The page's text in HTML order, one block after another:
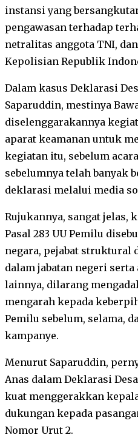
instansi yang
pengawasan terhadap
netralitas anggota TNI,
Kepolisian Republik
Dalam kasus Deklarasi
Saparuddin, mestinya
diselenggarakannya
aparat keamanan untuk
kegiatan itu, sebelum
sebelumnya telah banyak
deklarasi melalui media
Rujukannya, sangat jelas,
Pasal 283 UU Pemilu
negara, pejabat struktural
dalam jabatan negeri
lainnya, dilarang
mengarah kepada
Pemilu sebelum, selama,
kampanye.
Menurut Saparuddin,
Anas dalam Deklarasi
kuat menggerakkan
dukungan kepada
Nomor Urut 2.